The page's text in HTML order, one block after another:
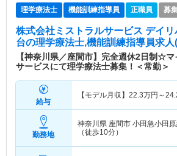
理学療法士 機能訓練指導員 正職員 募
株式会社ミストラルサービス デイ
台の理学療法士,機能訓練指導員求人
【神奈川県／座間市】完全週休2日制☆
サービスにて理学療法士募集！＜常勤＞
給与
【モデル月収】 22.3万円～
勤務地
神奈川県 座間市 小田急小田原
（徒歩10分）